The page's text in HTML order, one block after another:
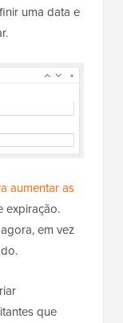
uma data e
aumentar as
expiração.
em vez
que